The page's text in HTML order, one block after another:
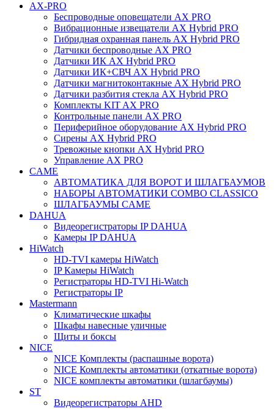
AX-PRO
Беспроводные оповещатели AX PRO
Вибрационные извещатели AX Hybrid PRO
Гибридная охранная панель AX Hybrid PRO
Датчики беспроводные AX PRO
Датчики ИК AX Hybrid PRO
Датчики ИК+СВЧ AX Hybrid PRO
Датчики магнитоконтакные AX Hybrid PRO
Датчики разбития стекла AX Hybrid PRO
Комплекты KIT AX PRO
Контрольные панели AX PRO
Периферийное оборудование AX Hybrid PRO
Сирены AX Hybrid PRO
Тревожные кнопки AX Hybrid PRO
Управление AX PRO
CAME
АВТОМАТИКА ДЛЯ ВОРОТ И ШЛАГБАУМОВ
НАБОРЫ АВТОМАТИКИ COMBO CLASSICO
ШЛАГБАУМЫ CAME
DAHUA
Видеорегистраторы IP DAHUA
Камеры IP DAHUA
HiWatch
HD-TVI камеры HiWatch
IP Камеры HiWatch
Регистраторы HD-TVI Hi-Watch
Регистраторы IP
Mastermann
Климатические шкафы
Шкафы навесные уличные
Щиты и боксы
NICE
NICE Комплекты (распашные ворота)
NICE Комплекты автоматики (откатные ворота)
NICE комплекты автоматики (шлагбаумы)
ST
Видеорегистраторы AHD